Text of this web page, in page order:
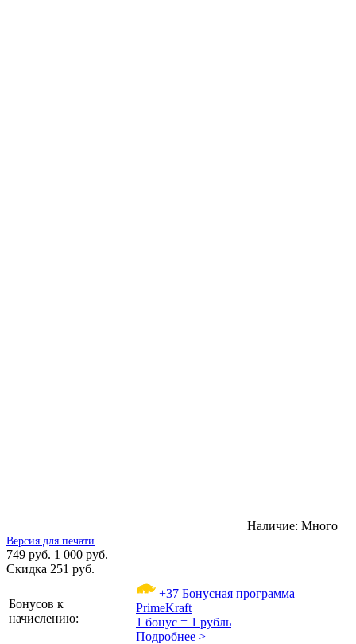
Наличие: Много
Версия для печати
749 руб. 1 000 руб.
Скидка 251 руб.
Бонусов к
начислению:
+37 Бонусная программа
PrimeKraft
1 бонус = 1 рубль
Подробнее >